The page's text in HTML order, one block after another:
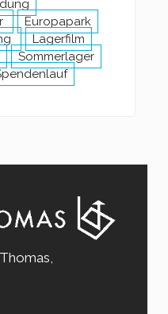
Europapark
Lagerfilm
Sommerlager